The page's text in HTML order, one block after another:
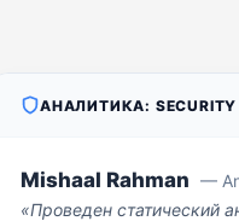
АНАЛИТИКА: SECURITY
Mishaal Rahman —
«Проведен статический